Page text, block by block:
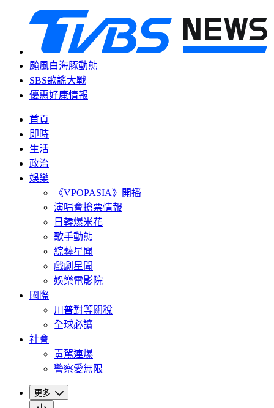
颱風白海豚動態
SBS歌謠大戰
優惠好康情報
首頁
即時
生活
政治
娛樂
《VPOPASIA》開播
演唱會搶票情報
日韓爆米花
歌手動態
綜藝星聞
戲劇星聞
娛樂電影院
國際
川普對等關稅
全球必讀
社會
毒駕連爆
警察愛無限
更多